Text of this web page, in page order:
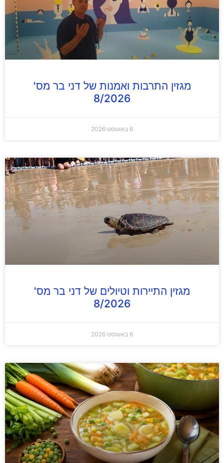
מגזין התרבות ואמנות של דני בר מס'
8/2026
6 באוגוסט 2026
מגזין התיירות וטיולים של דני בר מס'
8/2026
6 באוגוסט 2026